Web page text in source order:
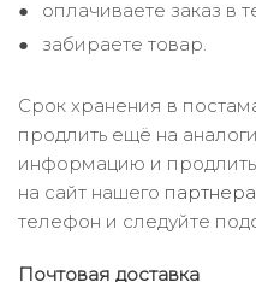
оплачиваете заказ в
забираете товар.
Срок хранения в
продлить ещё на
информацию и
на сайт нашего партнера
телефон и следуйте
Почтовая доставка